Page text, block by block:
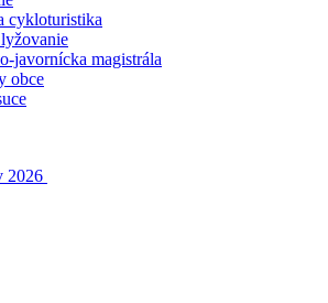
cykloturistika
javornícka magistrála
obce
2026